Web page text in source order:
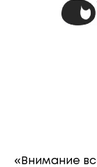
«Внимание